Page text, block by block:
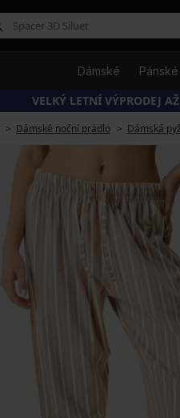
Dámské Pánské
VELKÝ LETNÍ VÝPRODEJ
Dámské noční prádlo Dámská